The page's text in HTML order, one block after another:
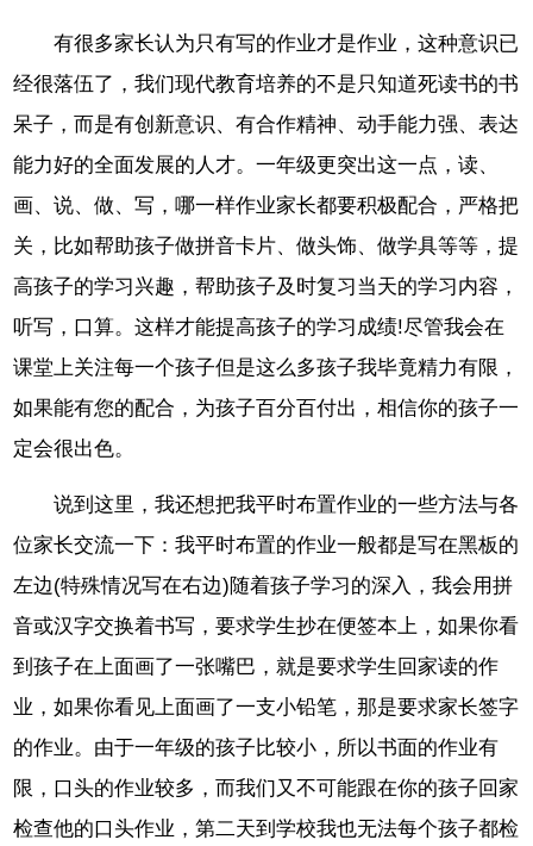
有很多家长认为只有写的作业才是作业，这种意识已
经很落伍了，我们现代教育培养的不是只知道死读书的书
呆子，而是有创新意识、有合作精神、动手能力强、表达
能力好的全面发展的人才。一年级更突出这一点，读、
画、说、做、写，哪一样作业家长都要积极配合，严格把
关，比如帮助孩子做拼音卡片、做头饰、做学具等等，提
高孩子的学习兴趣，帮助孩子及时复习当天的学习内容，
听写，口算。这样才能提高孩子的学习成绩!尽管我会在
课堂上关注每一个孩子但是这么多孩子我毕竟精力有限，
如果能有您的配合，为孩子百分百付出，相信你的孩子一
定会很出色。
说到这里，我还想把我平时布置作业的一些方法与各
位家长交流一下：我平时布置的作业一般都是写在黑板的
左边(特殊情况写在右边)随着孩子学习的深入，我会用拼
音或汉字交换着书写，要求学生抄在便签本上，如果你看
到孩子在上面画了一张嘴巴，就是要求学生回家读的作
业，如果你看见上面画了一支小铅笔，那是要求家长签字
的作业。由于一年级的孩子比较小，所以书面的作业有
限，口头的作业较多，而我们又不可能跟在你的孩子回家
检查他的口头作业，第二天到学校我也无法每个孩子都检